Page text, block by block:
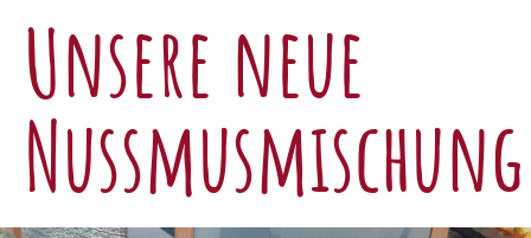
Unsere neue
Nussmusmischung